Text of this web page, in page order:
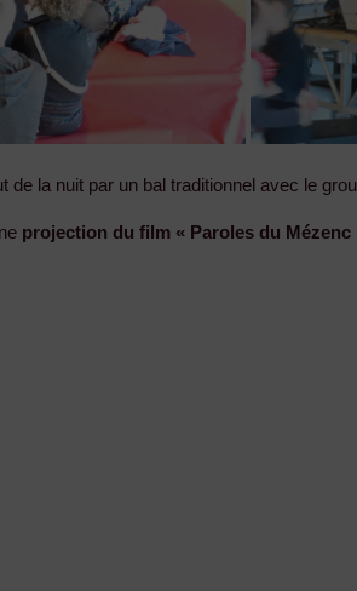
de la nuit par un bal traditionnel avec le
projection du film « Paroles du Mézenc